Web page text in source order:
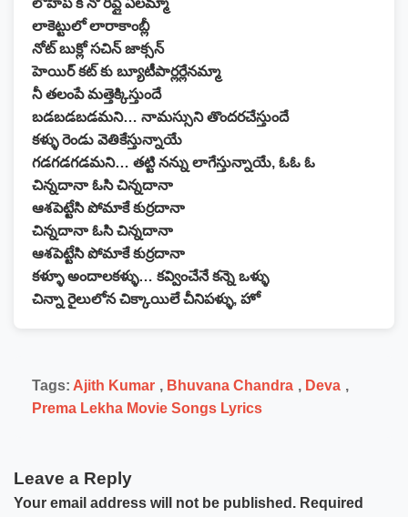
లోహిప్ కీ నో రిప్లై ఏలమ్మా
లాకెట్టులో లారాకాంబ్లీ
నోట్ బుక్లో సచిన్ జాక్సన్
హెయిర్ కట్ కు బ్యూటీపార్లర్లేనమ్మా
నీ తలంపే మత్తెక్కిస్తుందే
బడబడబడమని… నామస్సుని తొందరచేస్తుందే
కళ్ళు రెండు వెతికేస్తున్నాయే
గడగడగడమని… తట్టి నన్ను లాగేస్తున్నాయే, ఓఓ ఓ
చిన్నదానా ఓసి చిన్నదానా
ఆశపెట్టేసి పోమాకే కుర్రదానా
చిన్నదానా ఓసి చిన్నదానా
ఆశపెట్టేసి పోమాకే కుర్రదానా
కళ్ళూ అందాలకళ్ళు… కవ్వించేనే కన్నె ఒళ్ళు
చిన్నా రైలులోన చిక్కాయిలే చీనిపళ్ళు, హో
Tags: Ajith Kumar , Bhuvana Chandra , Deva ,
Prema Lekha Movie Songs Lyrics
Leave a Reply
Your email address will not be published. Required